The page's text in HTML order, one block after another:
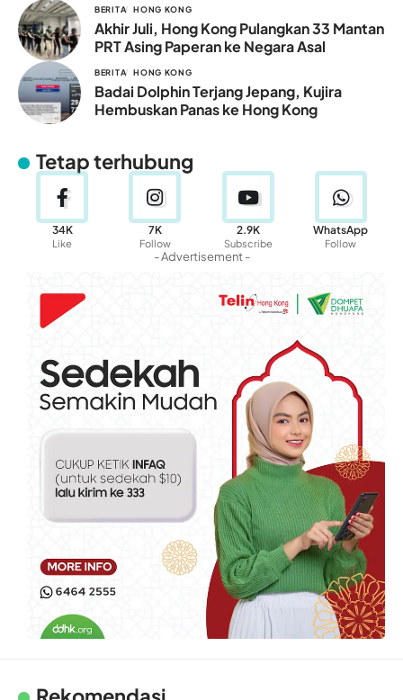
BERITA HONG KONG
Akhir Juli, Hong Kong Pulangkan 33 Mantan
PRT Asing Paperan ke Negara Asal
BERITA HONG KONG
Badai Dolphin Terjang Jepang, Kujira
Hembuskan Panas ke Hong Kong
Tetap terhubung
34K
Like
7K
Follow
2.9K
Subscribe
WhatsApp
Follow
- Advertisement -